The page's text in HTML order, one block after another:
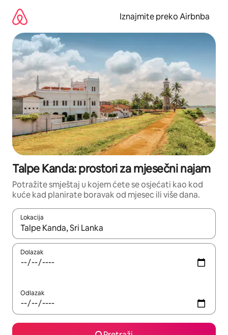
sadržaj
Iznajmite preko Airbnba
Talpe Kanda: prostori za mjesečni najam
Potražite smještaj u kojem ćete se osjećati kao kod
kuće kad planirate boravak od mjesec ili više dana.
Lokacija
Kada budu dostupni rezultati, moći ćete ih pregledati
Dolazak
Odlazak